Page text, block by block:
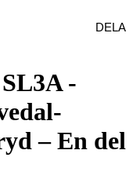
-
– En del
DELA